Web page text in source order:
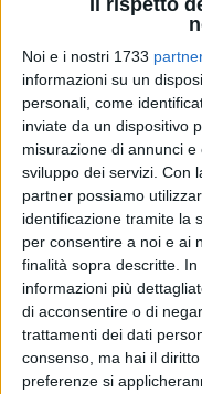
Il rispetto
Noi e i nostri 1733
informazioni su un
personali, come
inviate da un dispositivo
misurazione di annunci
sviluppo dei servizi. Con
partner possiamo
identificazione tramite la
per consentire a noi e ai
finalità sopra descritte.
informazioni più
di acconsentire o di
trattamenti dei dati
consenso, ma hai il
preferenze si
Spinazzola celebra la
varie cerimonie e
democrazia,
durante la
preso parte cittadini
"Buon 25 Aprile,
celebrarla non esistono